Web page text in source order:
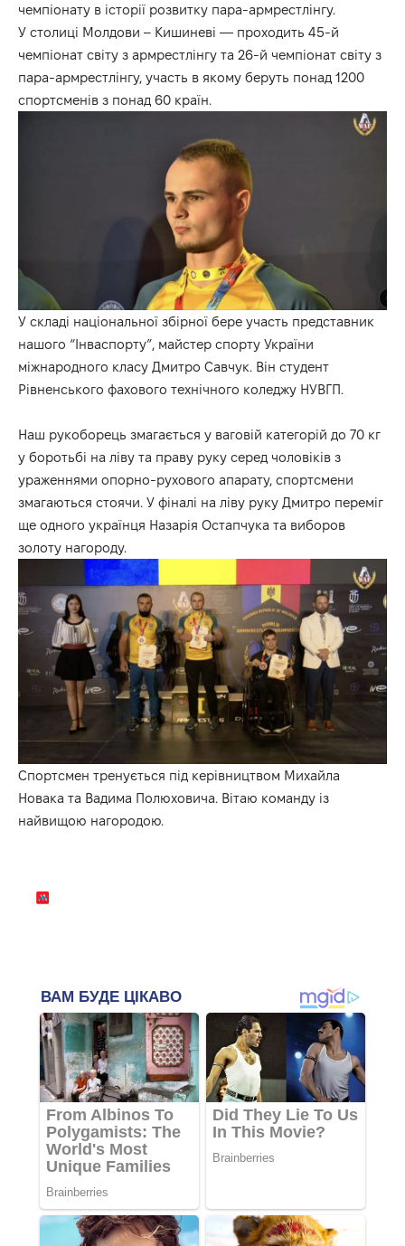
чемпіонату в історії розвитку пара-армрестлінгу.
У столиці Молдови – Кишиневі — проходить 45-й
чемпіонат світу з армрестлінгу та 26-й чемпіонат світу з
пара-армрестлінгу, участь в якому беруть понад 1200
спортсменів з понад 60 країн.
У складі національної збірної бере участь представник
нашого “Інваспорту”, майстер спорту України
міжнародного класу Дмитро Савчук. Він студент
Рівненського фахового технічного коледжу НУВГП.
Наш рукоборець змагається у ваговій категорій до 70 кг
у боротьбі на ліву та праву руку серед чоловіків з
ураженнями опорно-рухового апарату, спортсмени
змагаються стоячи. У фіналі на ліву руку Дмитро переміг
ще одного українця Назарія Остапчука та виборов
золоту нагороду.
Спортсмен тренується під керівництвом Михайла
Новака та Вадима Полюховича. Вітаю команду із
найвищою нагородою.